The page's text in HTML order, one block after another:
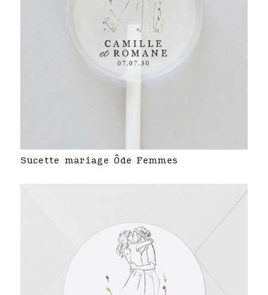
Sucette mariage Ôde Femmes